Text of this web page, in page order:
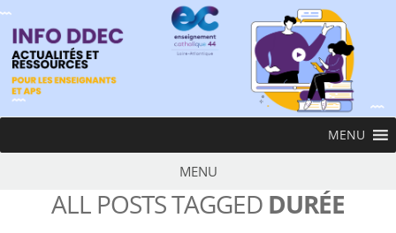
Skip
to
content
InfoDDEC
Ens
MENU
MENU
ALL POSTS TAGGED DURÉE